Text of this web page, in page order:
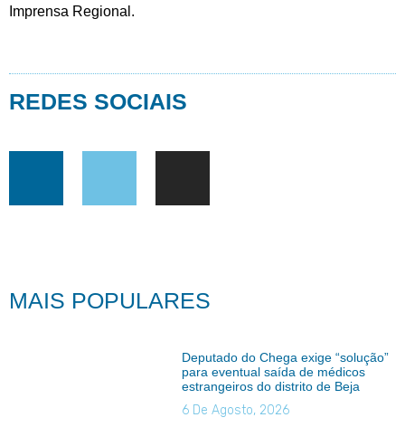
Imprensa Regional.
REDES SOCIAIS
MAIS POPULARES
Deputado do Chega exige “solução”
para eventual saída de médicos
estrangeiros do distrito de Beja
6 De Agosto, 2026